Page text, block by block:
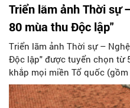
Triển lãm ảnh Thời sự
80 mùa thu Độc lập"
Triển lãm ảnh Thời sự –
Độc lập" được tuyển chọn từ
khắp mọi miền Tổ quốc
phản ánh toàn diện dòng
Việt Nam trong tám thập kỷ